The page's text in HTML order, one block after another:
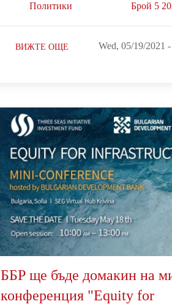
Политики Брой 5
ВИЖТЕ ОЩЕ Wed, 05/19/2021
ББР ще бъде домакин на
конференция "Equity for